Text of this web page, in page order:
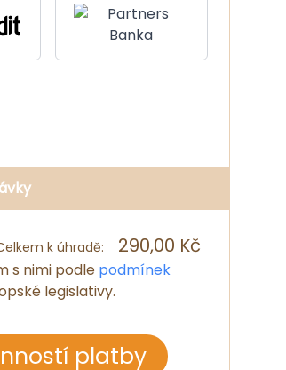
k úhradě: 290,00 Kč
s nimi podle podmínek
legislativy.
platby